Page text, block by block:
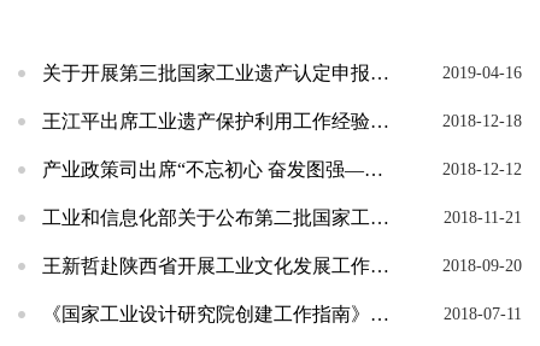
关于开展第三批国家工业遗产认定申报工作的通知 2019-04-16
王江平出席工业遗产保护利用工作经验交流会并向第二批国家工业遗产项目单位授牌 2018-12-18
产业政策司出席“不忘初心 奋发图强——新中国工业档案文献展”南宁巡展开幕式 2018-12-12
工业和信息化部关于公布第二批国家工业遗产名单的通告 2018-11-21
王新哲赴陕西省开展工业文化发展工作调研 2018-09-20
《国家工业设计研究院创建工作指南》解读 2018-07-11